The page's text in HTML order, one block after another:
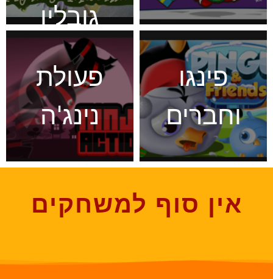
גובלין
פינגו
וחברים
פעולת
נינג'ה
אין סוף למשחקים